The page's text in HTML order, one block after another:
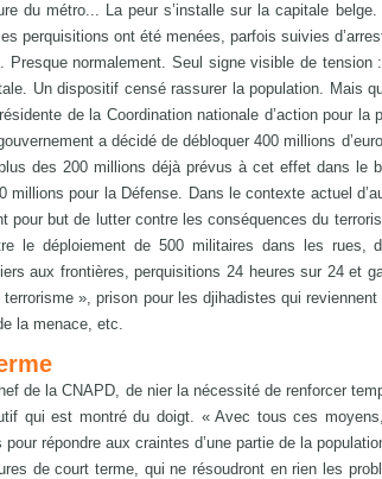
du métro... La peur s’installe sur la capitale
perquisitions ont été menées, parfois suivies
Presque normalement. Seul signe visible de
Un dispositif censé rassurer la population. Mais
de la Coordination nationale d’action pour la
a décidé de débloquer 400 millions
des 200 millions déjà prévus à cet effet dans le
millions pour la Défense. Dans le contexte actuel
pour but de lutter contre les conséquences du
le déploiement de 500 militaires dans les rues,
aux frontières, perquisitions 24 heures sur 24 et
», prison pour les djihadistes qui
la menace, etc.
de la CNAPD, de nier la nécessité de renforcer
qui est montré du doigt. « Avec tous ces
répondre aux craintes d’une partie de la
de court terme, qui ne résoudront en rien les